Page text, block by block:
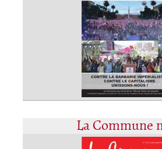
La Commune